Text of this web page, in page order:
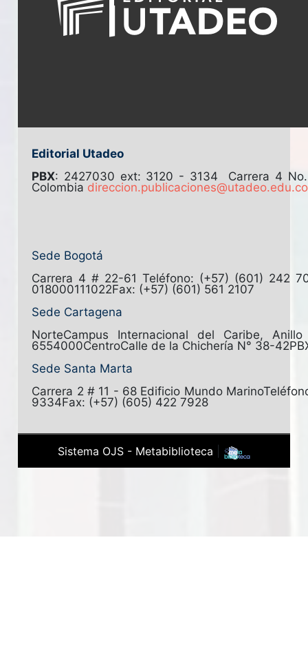
Editorial Utadeo
PBX: 2427030 ext: 3120 - 3134 Carrera 4
Colombia direccion.publicaciones@utadeo.edu.co
Sede Bogotá
Carrera 4 # 22-61Teléfono: (+57) (601) 242
018000111022Fax: (+57) (601) 561 2107
Sede Cartagena
NorteCampus Internacional del Caribe,
6554000CentroCalle de la Chichería N° 38-42
Sede Santa Marta
Carrera 2 # 11 - 68 Edificio Mundo Marino
9334Fax: (+57) (605) 422 7928
Sistema OJS - Metabiblioteca